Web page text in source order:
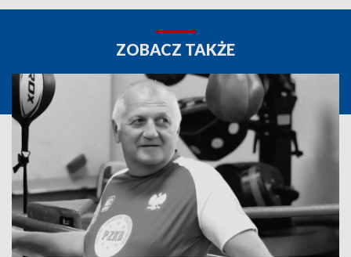
ZOBACZ TAKŻE